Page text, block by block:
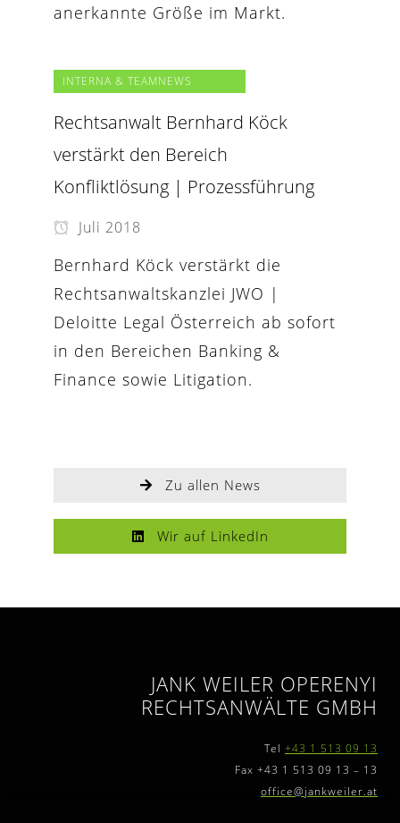
anerkannte Größe im Markt.
INTERNA & TEAMNEWS
Rechtsanwalt Bernhard Köck
verstärkt den Bereich
Konfliktlösung | Prozessführung
Juli 2018
Bernhard Köck verstärkt die
Rechtsanwaltskanzlei JWO |
Deloitte Legal Österreich ab sofort
in den Bereichen Banking &
Finance sowie Litigation.
Zu allen News
Wir auf LinkedIn
JANK WEILER OPERENYI
RECHTSANWÄLTE GMBH
Tel +43 1 513 09 13
Fax +43 1 513 09 13 – 13
office@jankweiler.at